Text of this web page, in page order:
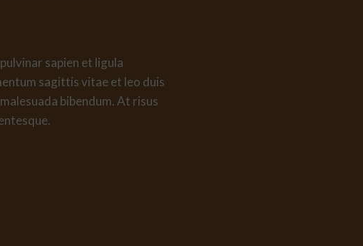
sapien et ligula
sagittis vitae et leo duis
bibendum. At risus